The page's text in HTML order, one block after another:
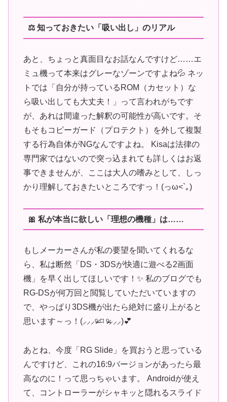
⚖️ 知っておきたい「吸い出し」のリアル
あと、ちょっと真面目なお話なんですけど……エ
ミュ機って本来はグレーなゾーンですよね💦 ネッ
トでは「自分が持っているROM（カセット）な
ら吸い出しても大丈夫！」って言われがちです
が、あれは間違った解釈の可能性が高いです。そ
もそもコピーガード（プロテクト）を外して複製
する行為自体がNGなんですよね。 Kisaは法律の
専門家ではないので突っ込まれても詳しくはお返
事できませんが、ここは大人の嗜みとして、しっ
かり理解しておきたいところですっ！(っω<`｡)
🎀 私が本当に欲しい「理想の機種」は……
もしメーカーさんが私の要望を聞いてくれるな
ら、私は断然「DS・3DSが快適に遊べる2画面
機」を早く出してほしいです！✨ 私のブログでも
RG-DSが何万回と閲覧していただいていますの
で、やっぱり3DS機が出たら絶対に盛り上がると
思います～っ！(⸝⸝⸝ᵒ̴̶̷ ⌑ ᵒ̴̶̷⸝⸝⸝)💕
あとね、今度「RG Slide」を買おうと思っている
んですけど、これの16:9バージョンがあったら最
高なのに！って思っちゃいます。 Androidが使え
て、コントローラーがシャキッと隠れるスライド